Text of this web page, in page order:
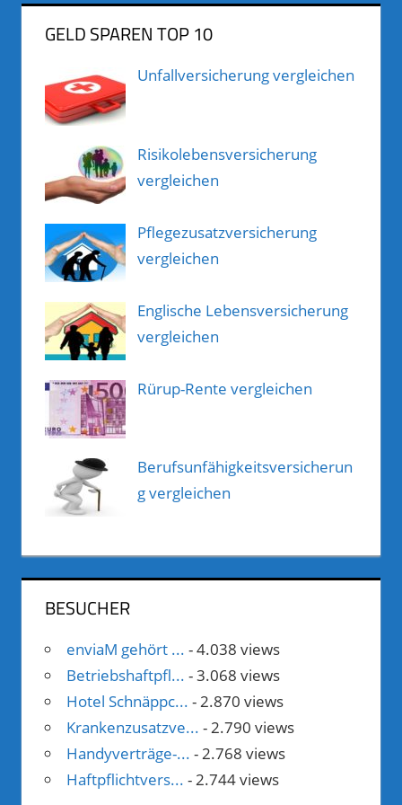
GELD SPAREN TOP 10
Unfallversicherung vergleichen
Risikolebensversicherung
vergleichen
Pflegezusatzversicherung
vergleichen
Englische Lebensversicherung
vergleichen
Rürup-Rente vergleichen
Berufsunfähigkeitsversicherun
g vergleichen
BESUCHER
enviaM gehört ... - 4.038 views
Betriebshaftpfl... - 3.068 views
Hotel Schnäppc... - 2.870 views
Krankenzusatzve... - 2.790 views
Handyverträge-... - 2.768 views
Haftpflichtvers... - 2.744 views